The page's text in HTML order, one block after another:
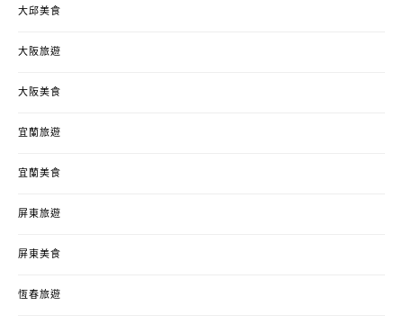
大邱美食
大阪旅遊
大阪美食
宜蘭旅遊
宜蘭美食
屏東旅遊
屏東美食
恆春旅遊